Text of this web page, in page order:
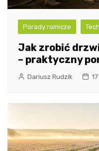
Porady rolnicze
Jak zrobić
– praktyczny
Dariusz Rudzik